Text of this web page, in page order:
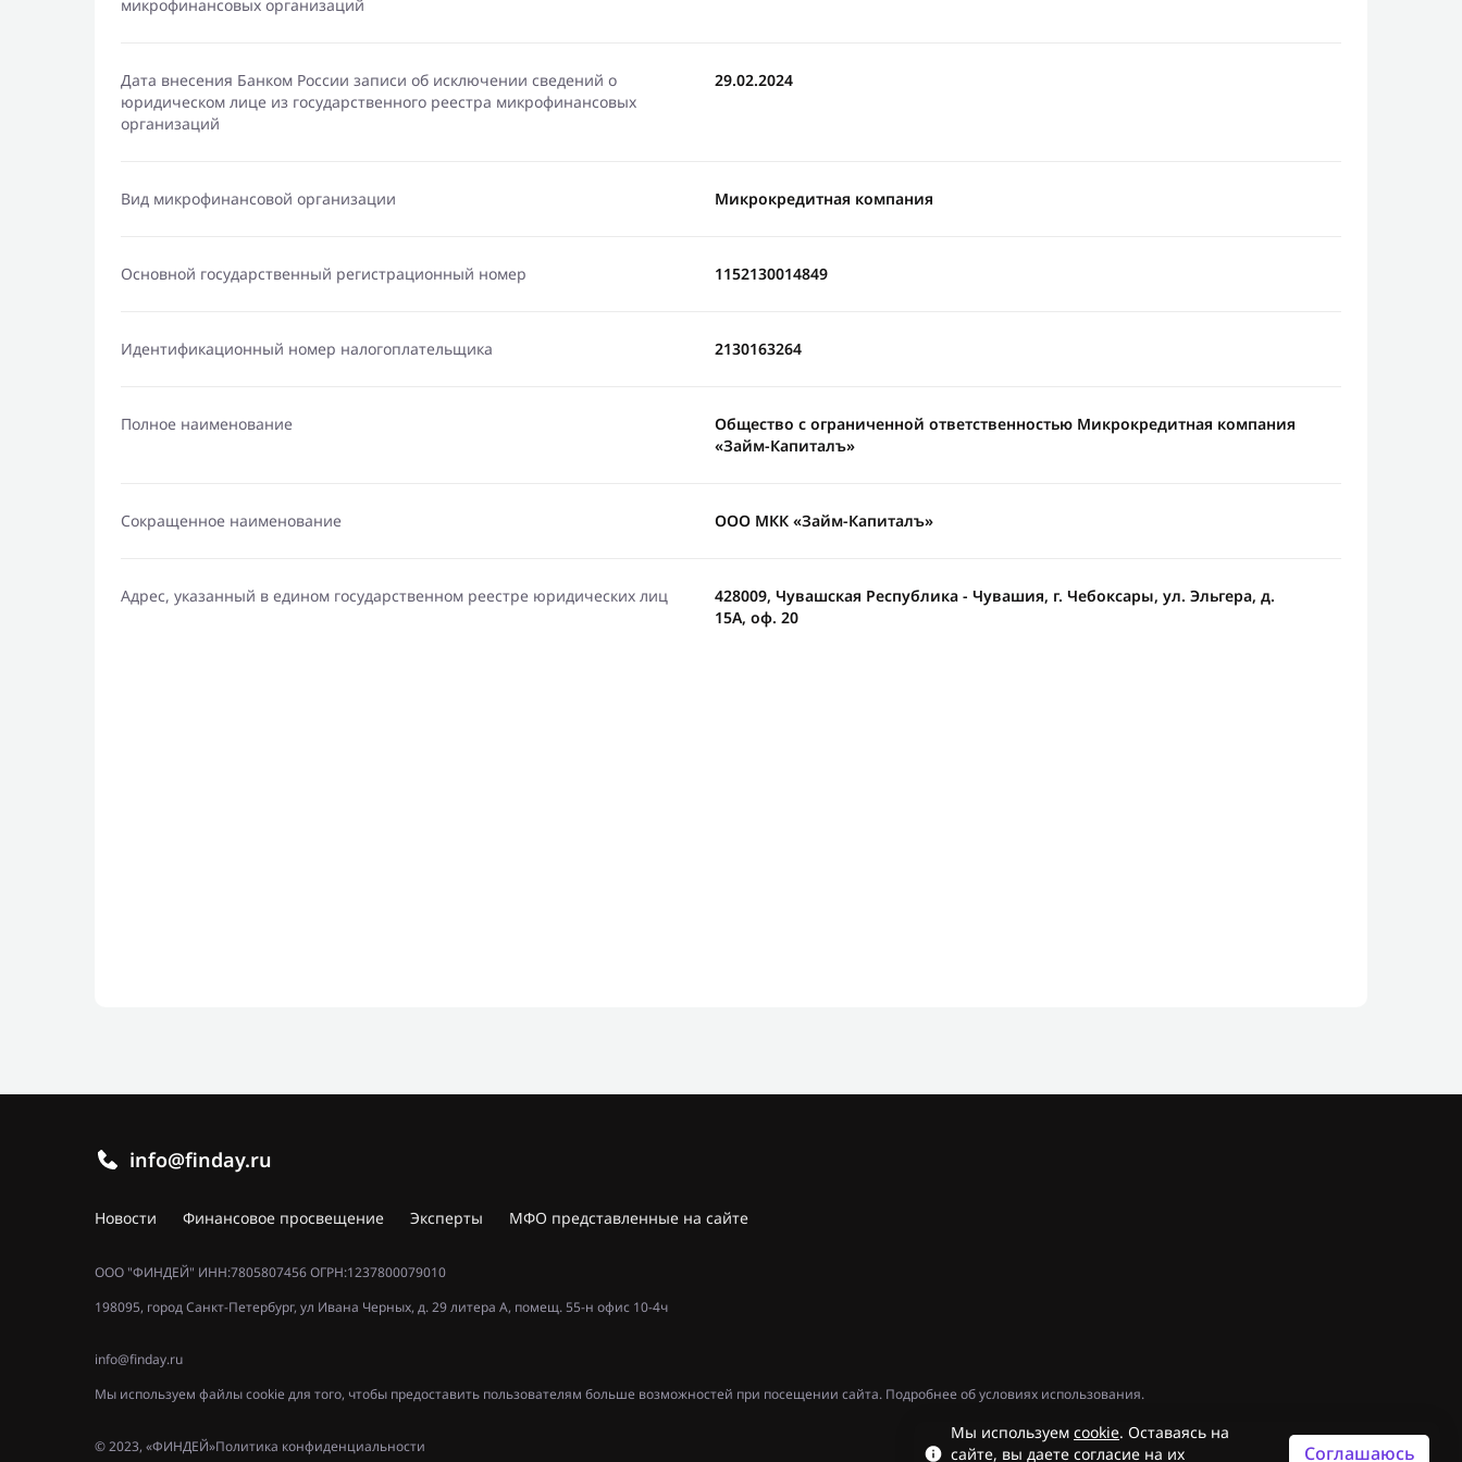
микрофинансовых организаций
Дата внесения Банком России записи об исключении сведений о
юридическом лице из государственного реестра микрофинансовых
организаций
29.02.2024
Вид микрофинансовой организации Микрокредитная компания
Основной государственный регистрационный номер 1152130014849
Идентификационный номер налогоплательщика 2130163264
Полное наименование
Общество с ограниченной ответственностью Микрокредитная компания
«Займ-Капиталъ»
Сокращенное наименование ООО МКК «Займ-Капиталъ»
Адрес, указанный в едином государственном реестре юридических лиц
428009, Чувашская Республика - Чувашия, г. Чебоксары, ул. Эльгера, д.
15А, оф. 20
info@finday.ru
Новости Финансовое просвещение Эксперты МФО представленные на сайте
ООО "ФИНДЕЙ" ИНН:7805807456 ОГРН:1237800079010
198095, город Санкт-Петербург, ул Ивана Черных, д. 29 литера А, помещ. 55-н офис 10-4ч
info@finday.ru
Мы используем файлы cookie для того, чтобы предоставить пользователям больше возможностей при посещении сайта. Подробнее об условиях использования.
Политика конфиденциальности
© 2023, «ФИНДЕЙ»
Мы используем cookie. Оставаясь на
сайте, вы даете согласие на их
Соглашаюсь